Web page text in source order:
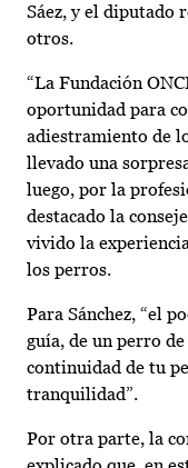
Sáez, y el diputado
otros.
“La Fundación
oportunidad para
adiestramiento de
llevado una
luego, por la
destacado la
vivido la
los perros.
Para Sánchez, “el
guía, de un perro
continuidad de tu
tranquilidad”.
Por otra parte, la